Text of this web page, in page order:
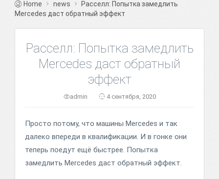
Home news
Расселл: Попытка замедлить
Mercedes даст обратный эффект
Расселл: Попытка замедлить
Mercedes даст обратный
эффект
admin 4 сентября, 2020
Просто потому, что машины Mercedes и так
далеко впереди в квалификации. И в гонке они
теперь поедут ещё быстрее. Попытка
замедлить Mercedes даст обратный эффект.